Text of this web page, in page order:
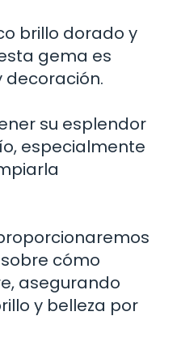
brillo dorado y
gema es
decoración.
su esplendor
especialmente
cómo
asegurando
y belleza por